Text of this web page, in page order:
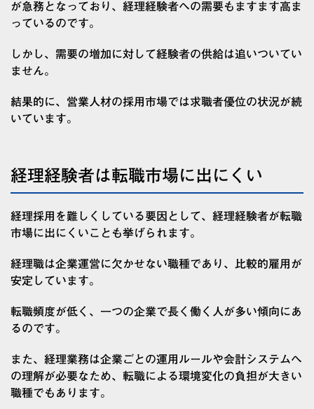
が急務となっており、経理経験者への需要もますます高ま
っているのです。
しかし、需要の増加に対して経験者の供給は追いついてい
ません。
結果的に、営業人材の採用市場では求職者優位の状況が続
いています。
経理経験者は転職市場に出にくい
経理採用を難しくしている要因として、経理経験者が転職
市場に出にくいことも挙げられます。
経理職は企業運営に欠かせない職種であり、比較的雇用が
安定しています。
転職頻度が低く、一つの企業で長く働く人が多い傾向にあ
るのです。
また、経理業務は企業ごとの運用ルールや会計システムへ
の理解が必要なため、転職による環境変化の負担が大きい
職種でもあります。